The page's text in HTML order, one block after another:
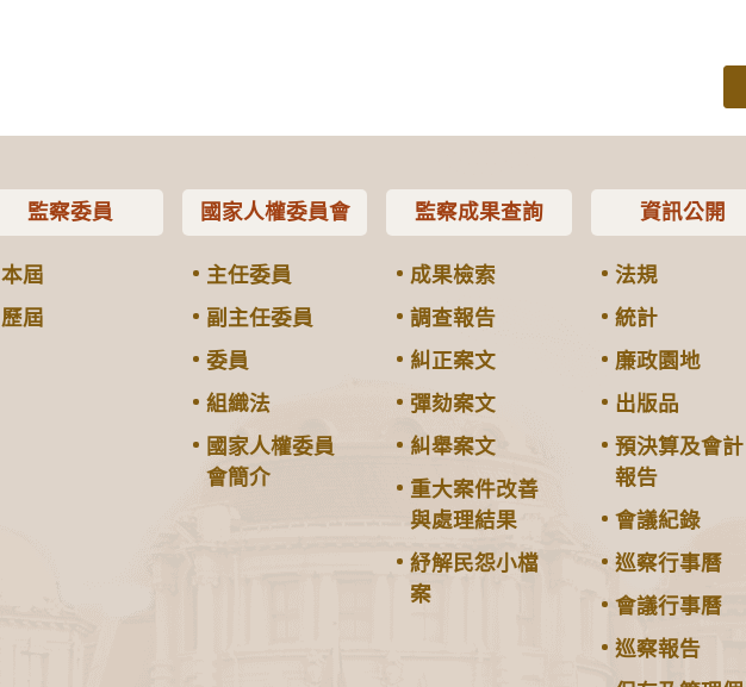
監察委員
本屆
歷屆
國家人權委員會
主任委員
副主任委員
委員
組織法
國家人權委員
會簡介
監察成果查詢
成果檢索
調查報告
糾正案文
彈劾案文
糾舉案文
重大案件改善
與處理結果
紓解民怨小檔
案
資訊公開
法規
統計
廉政園地
出版品
預決算及會計
報告
會議紀錄
巡察行事曆
會議行事曆
巡察報告